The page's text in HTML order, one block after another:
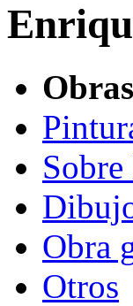
Obras
Sobre
Obra
Otros